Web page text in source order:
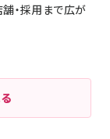
舗・採用まで広が